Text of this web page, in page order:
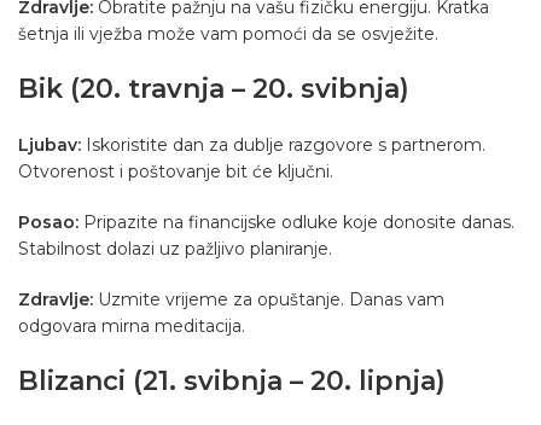
Zdravlje: Obratite pažnju na vašu fizičku energiju. Kratka
šetnja ili vježba može vam pomoći da se osvježite.
Bik (20. travnja – 20. svibnja)
Ljubav: Iskoristite dan za dublje razgovore s partnerom.
Otvorenost i poštovanje bit će ključni.
Posao: Pripazite na financijske odluke koje donosite danas.
Stabilnost dolazi uz pažljivo planiranje.
Zdravlje: Uzmite vrijeme za opuštanje. Danas vam
odgovara mirna meditacija.
Blizanci (21. svibnja – 20. lipnja)